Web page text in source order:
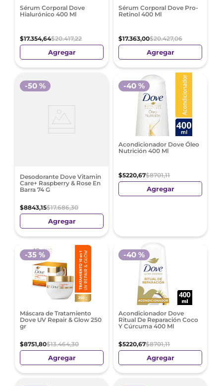
Sérum Corporal Dove
Hialurónico 400 Ml
$17.354,64$20.417,22
Agregar
Sérum Corporal Dove Pro-
Retinol 400 Ml
$17.363,00$20.427,06
Agregar
Desodorante Dove Vitamin
Care+ Raspberry & Rose En
Barra 74 G
$8843,15$17.686,30
-50 %
Agregar
Acondicionador Dove Óleo
Nutrición 400 Ml
$5220,67$8701,11
-40 %
Agregar
Máscara de Tratamiento
Dove UV Repair & Glow 250
gr
$8751,80$13.464,30
-35 %
Agregar
Acondicionador Dove
Ritual De Reparación Coco
Y Cúrcuma 400 Ml
$5220,67$8701,11
-40 %
Agregar